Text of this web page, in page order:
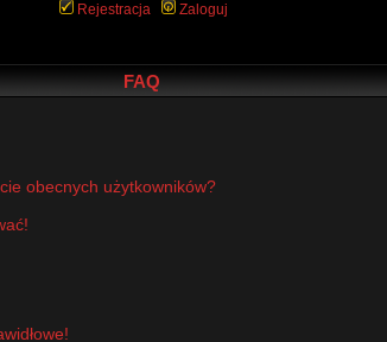
Rejestracja
Zaloguj
FAQ
obecnych użytkowników?